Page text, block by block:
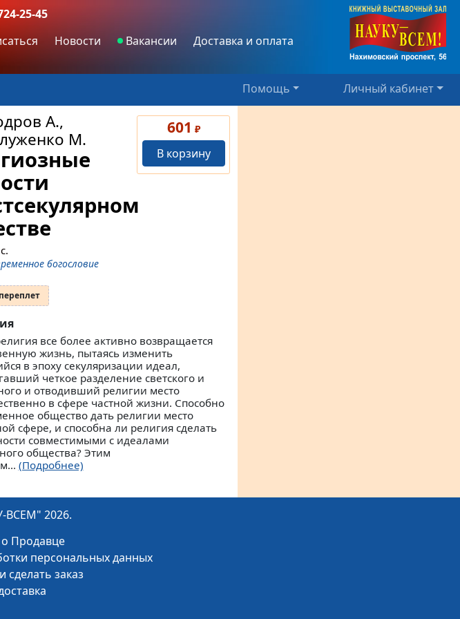
25-45
Новости Вакансии
Доставка и оплата
Помощь Личный кабинет
601 ₽
В корзину
А.,
М.
с.
богословие
все более активно возвращается
жизнь, пытаясь изменить
в эпоху секуляризации идеал,
четкое разделение светского и
и отводивший религии место
в сфере частной жизни. Способно
общество дать религии место
сфере, и способна ли религия сделать
совместимыми с идеалами
общества? Этим
(Подробнее)
2026.
Продавце
персональных данных
сделать заказ